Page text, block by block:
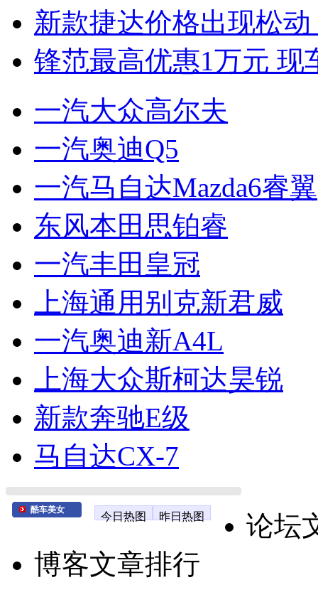
新款捷达价格出现松
锋范最高优惠1万元 现
一汽大众高尔夫
一汽奥迪Q5
一汽马自达Mazda6睿翼
东风本田思铂睿
一汽丰田皇冠
上海通用别克新君威
一汽奥迪新A4L
上海大众斯柯达昊锐
新款奔驰E级
马自达CX-7
酷车美女
今日热图 昨日热图
论坛
博客文章排行